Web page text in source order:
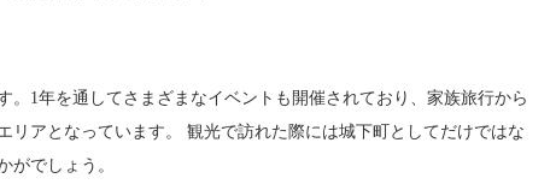
1年を通してさまざまなイベントも開催されており、家族旅行から
アとなっています。 観光で訪れた際には城下町としてだけではな
がでしょう。